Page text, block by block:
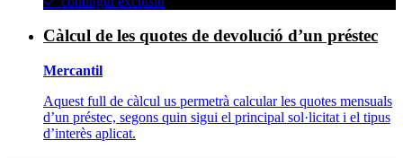
Càlcul de les quotes de devolució d’un préstec
Mercantil
Aquest full de càlcul us permetrà calcular les quotes mensuals
d’un préstec, segons quin sigui el principal sol·licitat i el tipus
d’interès aplicat.